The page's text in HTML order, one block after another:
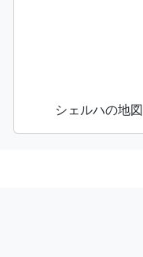
シェルハの地図